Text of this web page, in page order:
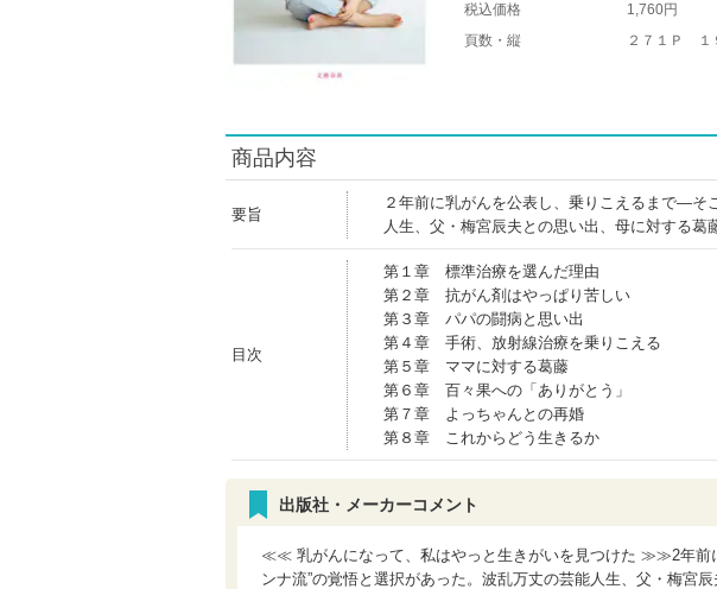
税込価格
1,760円
頁数・縦
２７１Ｐ １
商品内容
要旨
２年前に乳がんを公表し、乗りこえるまで―そ
人生、父・梅宮辰夫との思い出、母に対する葛
目次
第１章 標準治療を選んだ理由
第２章 抗がん剤はやっぱり苦しい
第３章 パパの闘病と思い出
第４章 手術、放射線治療を乗りこえる
第５章 ママに対する葛藤
第６章 百々果への「ありがとう」
第７章 よっちゃんとの再婚
第８章 これからどう生きるか
出版社・メーカーコメント
≪≪ 乳がんになって、私はやっと生きがいを見つけた ≫≫2年前
ンナ流”の覚悟と選択があった。波乱万丈の芸能人生、父・梅宮